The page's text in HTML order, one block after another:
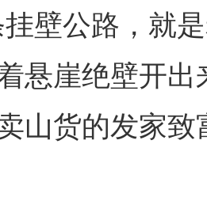
公路，就是
悬崖绝壁开
山货的发家